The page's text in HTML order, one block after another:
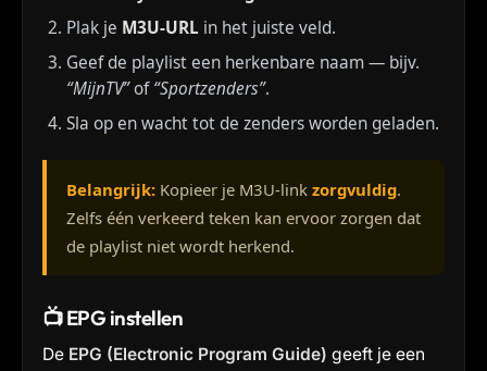
Plak je M3U-URL in het juiste veld.
Geef de playlist een herkenbare naam — bijv.
“MijnTV”of“Sportzenders”.
Sla op en wacht tot de zenders worden geladen.
Belangrijk: Kopieer je M3U-link zorgvuldig.
Zelfs één verkeerd teken kan ervoor zorgen dat
de playlist niet wordt herkend.
📺 EPG instellen
De EPG (Electronic Program Guide) geeft je een